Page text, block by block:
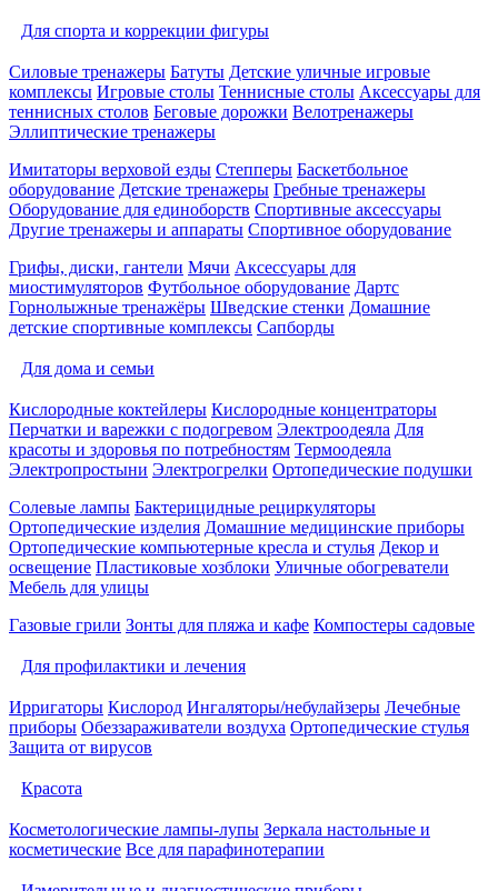
Для спорта и коррекции фигуры
Силовые тренажеры Батуты Детские уличные игровые
комплексы Игровые столы Теннисные столы Аксессуары для
теннисных столов Беговые дорожки Велотренажеры
Эллиптические тренажеры
Имитаторы верховой езды Степперы Баскетбольное
оборудование Детские тренажеры Гребные тренажеры
Оборудование для единоборств Спортивные аксессуары
Другие тренажеры и аппараты Спортивное оборудование
Грифы, диски, гантели Мячи Аксессуары для
миостимуляторов Футбольное оборудование Дартс
Горнолыжные тренажёры Шведские стенки Домашние
детские спортивные комплексы Сапборды
Для дома и семьи
Кислородные коктейлеры Кислородные концентраторы
Перчатки и варежки с подогревом Электроодеяла Для
красоты и здоровья по потребностям Термоодеяла
Электропростыни Электрогрелки Ортопедические подушки
Солевые лампы Бактерицидные рециркуляторы
Ортопедические изделия Домашние медицинские приборы
Ортопедические компьютерные кресла и стулья Декор и
освещение Пластиковые хозблоки Уличные обогреватели
Мебель для улицы
Газовые грили Зонты для пляжа и кафе Компостеры садовые
Для профилактики и лечения
Ирригаторы Кислород Ингаляторы/небулайзеры Лечебные
приборы Обеззараживатели воздуха Ортопедические стулья
Защита от вирусов
Красота
Косметологические лампы-лупы Зеркала настольные и
косметические Все для парафинотерапии